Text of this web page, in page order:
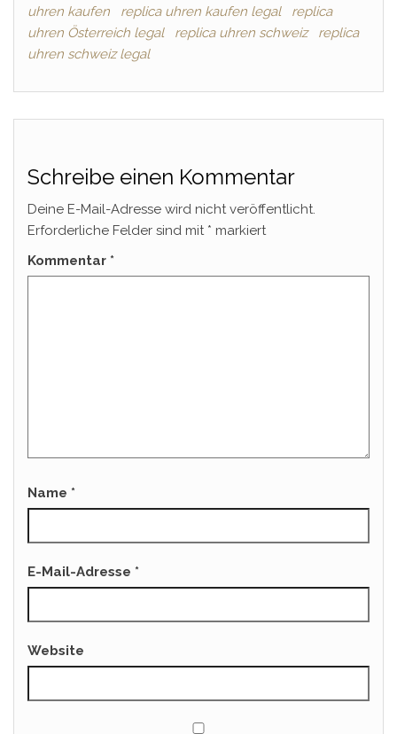
uhren kaufen
replica uhren kaufen legal
replica
uhren Österreich legal
replica uhren schweiz
replica
uhren schweiz legal
Schreibe einen Kommentar
Deine E-Mail-Adresse wird nicht veröffentlicht.
Erforderliche Felder sind mit * markiert
Kommentar *
Name *
E-Mail-Adresse *
Website